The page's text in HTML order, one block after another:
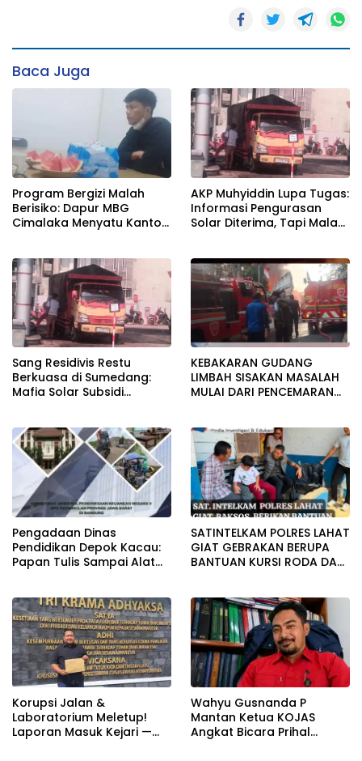
Baca Juga
Program Bergizi Malah
Berisiko: Dapur MBG
Cimalaka Menyatu Kantor
AKP Muhyiddin Lupa Tugas:
Informasi Pengurasan
Solar Diterima, Tapi Malah
Sang Residivis Restu
Berkuasa di Sumedang:
Mafia Solar Subsidi
Bungkam
KEBAKARAN GUDANG
LIMBAH SISAKAN MASALAH
MULAI DARI PENCEMARAN
IZIN LINGKUNGAN
Pengadaan Dinas
Pendidikan Depok Kacau:
Papan Tulis Sampai Alat
Disembunyikan!
SATINTELKAM POLRES LAHAT
GIAT GEBRAKAN BERUPA
BANTUAN KURSI RODA DAN
Korupsi Jalan &
Laboratorium Meletup!
Laporan Masuk Kejari —
Wahyu Gusnanda P
Mantan Ketua KOJAS
Angkat Bicara Prihal